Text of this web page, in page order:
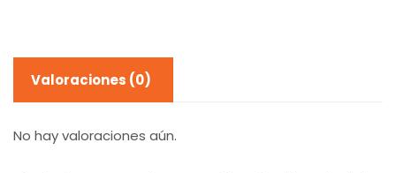
Valoraciones (0)
No hay valoraciones aún.